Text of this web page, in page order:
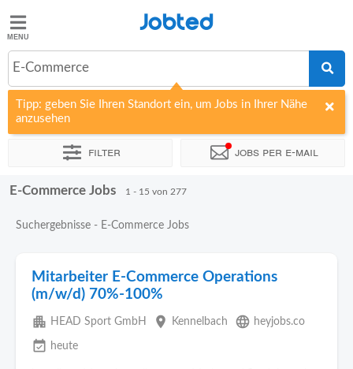
Jobted
Jobs
Gehalt
Jobted
E-Commerce
Tipp: geben Sie Ihren Standort ein, um Jobs in Ihrer Nähe
anzusehen
Filter Jobs per e-mail
Sortieren nach Unternehmen
E-Commerce Jobs 1 - 15 von 277
Suchergebnisse - E-Commerce Jobs
Mitarbeiter E-Commerce Operations
(m/w/d) 70%-100%
apartment HEAD Sport GmbH place Kennelbach language heyjobs.co
event_available heute